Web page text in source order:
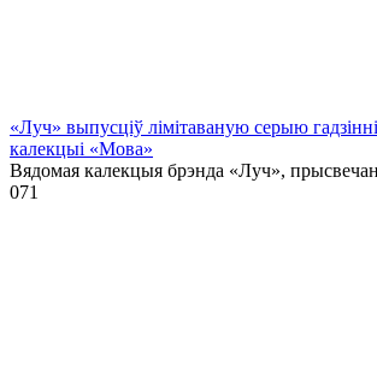
«Луч» выпусціў лiмiтаваную серыю
калекцыі «Мова»
Вядомая калекцыя брэнда «Луч»,
071